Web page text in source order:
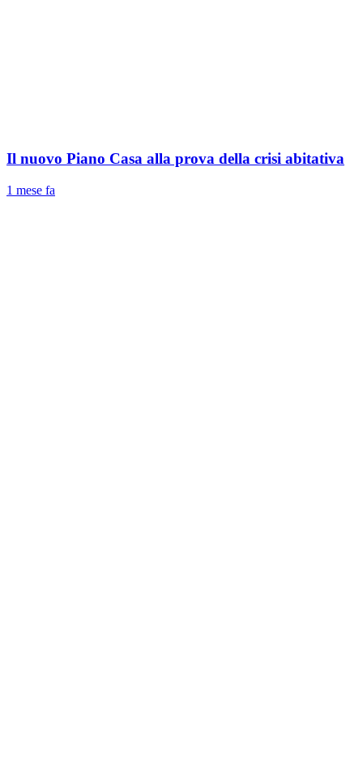
Il nuovo Piano Casa alla prova della crisi abitativa
1 mese fa